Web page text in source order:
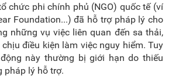
chức phi chính phủ (NGO) quốc tế (ví
Foundation...) đã hỗ trợ pháp lý cho
những vụ việc liên quan đến sa thải,
điều kiện làm việc nguy hiểm. Tuy
này thường bị giới hạn do thiếu
pháp lý hỗ trợ.